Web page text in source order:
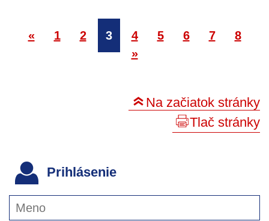
« 1 2 3 4 5 6 7
8
»
Na začiatok stránky
Tlač stránky
Prihlásenie